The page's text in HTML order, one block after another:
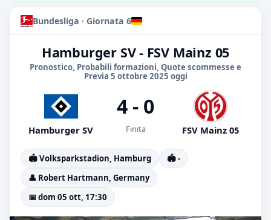
Bundesliga · Giornata 6
Hamburger SV - FSV Mainz 05
Pronostico, Probabili formazioni, Quote scommesse e
Previa 5 ottobre 2025 oggi
Hamburger SV
4 - 0
Finita FSV Mainz 05
🏟️ Volksparkstadion, Hamburg
🏟️ -
👤 Robert Hartmann, Germany
📅 dom 05 ott, 17:30